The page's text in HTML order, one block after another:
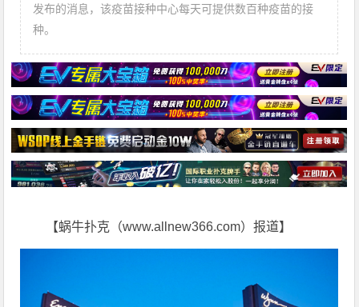
发布的消息，该疫苗接种中心每天可提供数百种疫苗的接
种。
【蜗牛扑克（www.allnew366.com）报道】